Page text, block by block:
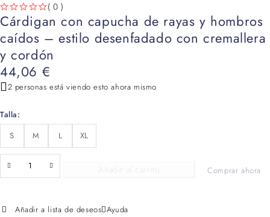
( 0 )
Cárdigan con capucha de rayas y hombros
caídos – estilo desenfadado con cremallera
y cordón
44,06 €
2 personas está viendo esto ahora mismo
Talla
S
M L XL
Añadir al carrito Comprar ahora
Añadir a lista de deseos Ayuda